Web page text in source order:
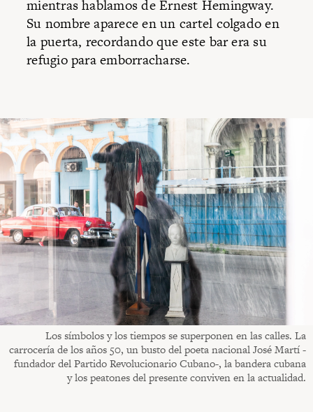
mientras hablamos de Ernest Hemingway.
Su nombre aparece en un cartel colgado en
la puerta, recordando que este bar era su
refugio para emborracharse.
Los símbolos y los tiempos se superponen en las calles. La
carrocería de los años 50, un busto del poeta nacional José Martí -
fundador del Partido Revolucionario Cubano-, la bandera cubana
y los peatones del presente conviven en la actualidad.